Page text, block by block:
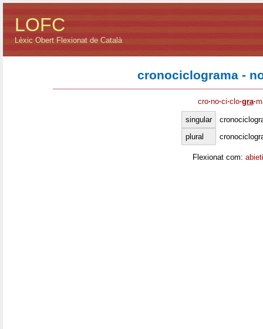
LOFC
Lèxic Obert Flexionat de Català
cronociclograma -
cro·no·ci·clo·gra·
singular
plural
Flexionat com: